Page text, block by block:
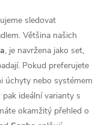
sledovat
Většina našich
, je navržena jako set,
Pokud preferujete
úchyty nebo systémem
ideální varianty s
okamžitý přehled o